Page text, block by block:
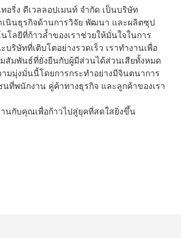
อริ่ง ดีเวลลอปเมนท์ จำกัด เป็นบริษัท
เนินธุรกิจด้านการวิจัย พัฒนา และผลิตซุป
โลยีที่ก้าวล้ำของเราช่วยให้มั่นใจในการ
ริษัทที่เติบโตอย่างรวดเร็ว เราทำงานเพื่อ
สัมพันธ์ที่ยั่งยืนกับผู้มีส่วนได้ส่วนเสียทั้งหมด
ามมุ่งมั่นนี้โดยการกระทำอย่างมีจินตนาการ
ที่พนักงาน คู่ค้าทางธุรกิจ และลูกค้าของเรา
านกับคุณเพื่อก้าวไปสู่ยุคที่สดใสยิ่งขึ้น